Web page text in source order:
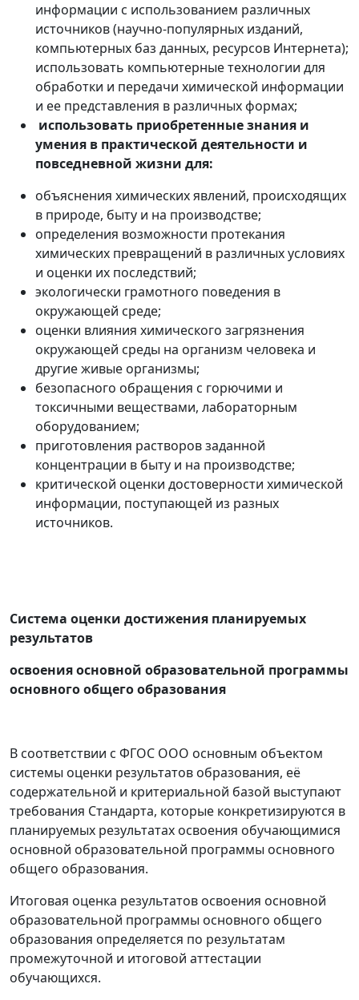
информации с использованием различных
источников (научно-популярных изданий,
компьютерных баз данных, ресурсов Интернета);
использовать компьютерные технологии для
обработки и передачи химической информации
и ее представления в различных формах;
использовать приобретенные знания и
умения в практической деятельности и
повседневной жизни для:
объяснения химических явлений, происходящих
в природе, быту и на производстве;
определения возможности протекания
химических превращений в различных условиях
и оценки их последствий;
экологически грамотного поведения в
окружающей среде;
оценки влияния химического загрязнения
окружающей среды на организм человека и
другие живые организмы;
безопасного обращения с горючими и
токсичными веществами, лабораторным
оборудованием;
приготовления растворов заданной
концентрации в быту и на производстве;
критической оценки достоверности химической
информации, поступающей из разных
источников.
Система оценки достижения планируемых
результатов
освоения основной образовательной программы
основного общего образования
В соответствии с ФГОС ООО основным объектом
системы оценки результатов образования, её
содержательной и критериальной базой выступают
требования Стандарта, которые конкретизируются в
планируемых результатах освоения обучающимися
основной образовательной программы основного
общего образования.
Итоговая оценка результатов освоения основной
образовательной программы основного общего
образования определяется по результатам
промежуточной и итоговой аттестации
обучающихся.